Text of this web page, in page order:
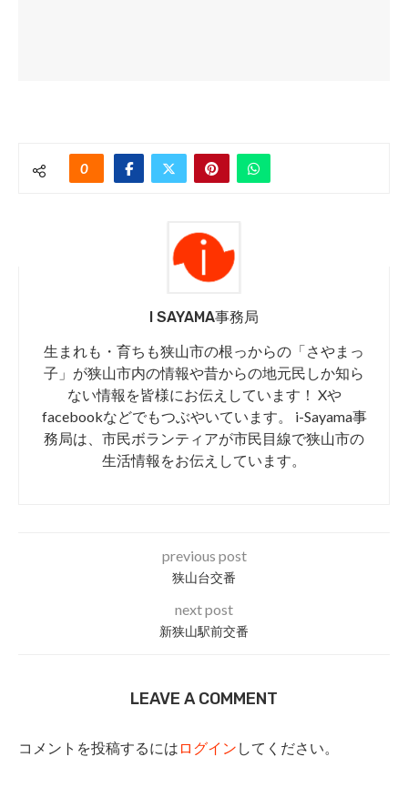
0
I SAYAMA事務局
生まれも・育ちも狭山市の根っからの「さやまっ
子」が狭山市内の情報や昔からの地元民しか知ら
ない情報を皆様にお伝えしています！ Xや
facebookなどでもつぶやいています。 i-Sayama事
務局は、市民ボランティアが市民目線で狭山市の
生活情報をお伝えしています。
previous post
狭山台交番
next post
新狭山駅前交番
LEAVE A COMMENT
コメントを投稿するには ログイン してください。